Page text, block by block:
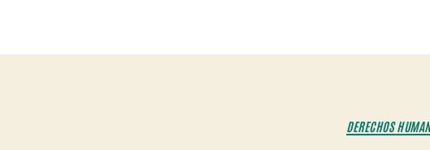
DERECHOS